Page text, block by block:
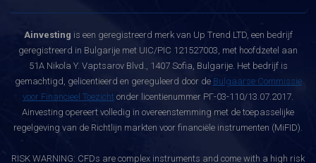
Ainvesting is een geregistreerd merk van Up Trend LTD, een bedrijf
geregistreerd in Bulgarije met UIC/PIC 121527003, met hoofdzetel aan
51A Nikola Y. Vaptsarov Blvd., 1407 Sofia, Bulgarije. Het bedrijf is
gemachtigd, gelicentieerd en gereguleerd door de Bulgaarse Commissie
voor Financieel Toezicht onder licentienummer РГ-03-110/13.07.2017.
Ainvesting opereert volledig in overeenstemming met de toepasselijke
regelgeving van de Richtlijn markten voor financiële instrumenten (MiFID).
RISK WARNING: CFDs are complex instruments and come with a high risk